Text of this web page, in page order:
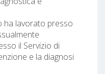
ha lavorato presso
il Servizio di
e la diagnosi